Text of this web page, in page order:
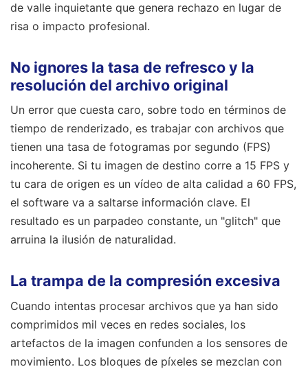
de valle inquietante que genera rechazo en lugar de
risa o impacto profesional.
No ignores la tasa de refresco y la
resolución del archivo original
Un error que cuesta caro, sobre todo en términos de
tiempo de renderizado, es trabajar con archivos que
tienen una tasa de fotogramas por segundo (FPS)
incoherente. Si tu imagen de destino corre a 15 FPS y
tu cara de origen es un vídeo de alta calidad a 60 FPS,
el software va a saltarse información clave. El
resultado es un parpadeo constante, un "glitch" que
arruina la ilusión de naturalidad.
La trampa de la compresión excesiva
Cuando intentas procesar archivos que ya han sido
comprimidos mil veces en redes sociales, los
artefactos de la imagen confunden a los sensores de
movimiento. Los bloques de píxeles se mezclan con